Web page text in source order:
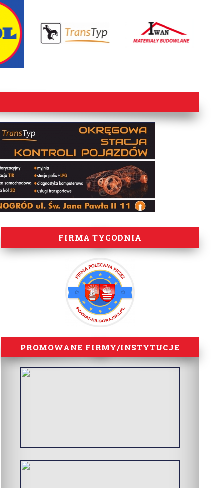
FIRMA TYGODNIA
PROMOWANE FIRMY/INSTYTUCJE